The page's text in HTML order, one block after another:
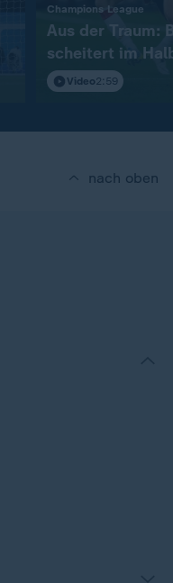
Champions League
Aus der Traum:
scheitert im
Video2:59
nach oben